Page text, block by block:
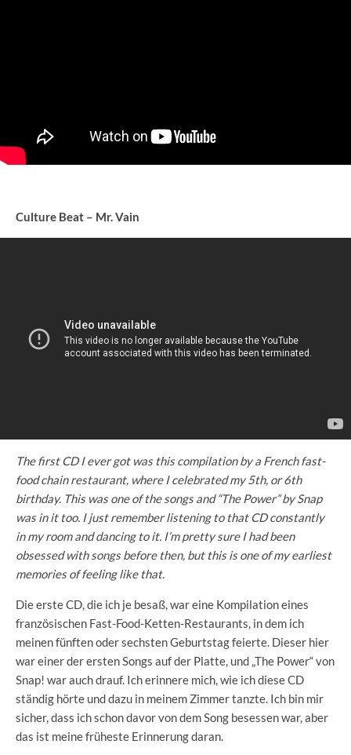
Culture Beat – Mr. Vain
The first CD I ever got was this compilation by a French fast-
food chain restaurant, where I celebrated my 5th, or 6th
birthday. This was one of the songs and “The Power” by Snap
was in it too. I just remember listening to that CD constantly
in my room and dancing to it. I’m pretty sure I had been
obsessed with songs before then, but this is one of my earliest
memories of feeling like that.
Die erste CD, die ich je besaß, war eine Kompilation eines
französischen Fast-Food-Ketten-Restaurants, in dem ich
meinen fünften oder sechsten Geburtstag feierte. Dieser hier
war einer der ersten Songs auf der Platte, und „The Power“ von
Snap! war auch drauf. Ich erinnere mich, wie ich diese CD
ständig hörte und dazu in meinem Zimmer tanzte. Ich bin mir
sicher, dass ich schon davor von dem Song besessen war, aber
das ist meine früheste Erinnerung daran.